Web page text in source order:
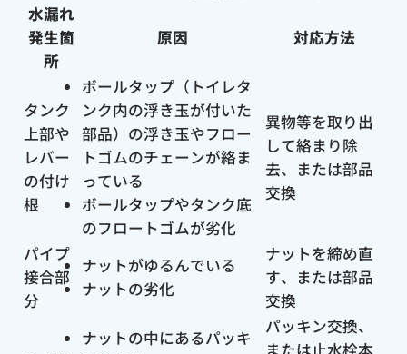
水漏れ
発生箇
所
原因 対応方法
タンク
上部や
レバー
の付け
根
ボールタップ（トイレタ
ンク内の浮き玉が付いた
部品）の浮き玉やフロー
トゴムのチェーンが絡ま
っている
ボールタップやタンク底
のフロートゴムが劣化
異物等を取り出
して絡まり除
去、または部品
交換
パイプ
接合部
分
ナットがゆるんでいる
ナットの劣化
ナットを締め直
す、または部品
交換
ナットの中にあるパッキ
パッキン交換、
または止水栓本